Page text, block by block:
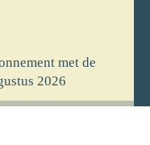
met de
2026